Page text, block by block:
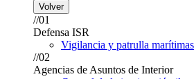
Volver
//01
Defensa ISR
Vigilancia y patrulla marítimas
//02
Agencias de Asuntos de Interior